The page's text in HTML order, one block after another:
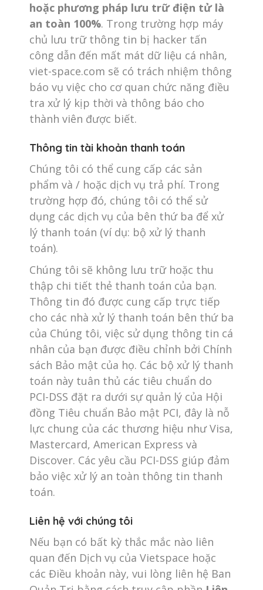
hoặc phương pháp lưu trữ điện tử là
an toàn 100%. Trong trường hợp máy
chủ lưu trữ thông tin bị hacker tấn
công dẫn đến mất mát dữ liệu cá nhân,
viet-space.com sẽ có trách nhiệm thông
báo vụ việc cho cơ quan chức năng điều
tra xử lý kịp thời và thông báo cho
thành viên được biết.
Thông tin tài khoản thanh toán
Chúng tôi có thể cung cấp các sản
phẩm và / hoặc dịch vụ trả phí. Trong
trường hợp đó, chúng tôi có thể sử
dụng các dịch vụ của bên thứ ba để xử
lý thanh toán (ví dụ: bộ xử lý thanh
toán).
Chúng tôi sẽ không lưu trữ hoặc thu
thập chi tiết thẻ thanh toán của bạn.
Thông tin đó được cung cấp trực tiếp
cho các nhà xử lý thanh toán bên thứ ba
của Chúng tôi, việc sử dụng thông tin cá
nhân của bạn được điều chỉnh bởi Chính
sách Bảo mật của họ. Các bộ xử lý thanh
toán này tuân thủ các tiêu chuẩn do
PCI-DSS đặt ra dưới sự quản lý của Hội
đồng Tiêu chuẩn Bảo mật PCI, đây là nỗ
lực chung của các thương hiệu như Visa,
Mastercard, American Express và
Discover. Các yêu cầu PCI-DSS giúp đảm
bảo việc xử lý an toàn thông tin thanh
toán.
Liên hệ với chúng tôi
Nếu bạn có bất kỳ thắc mắc nào liên
quan đến Dịch vụ của Vietspace hoặc
các Điều khoản này, vui lòng liên hệ Ban